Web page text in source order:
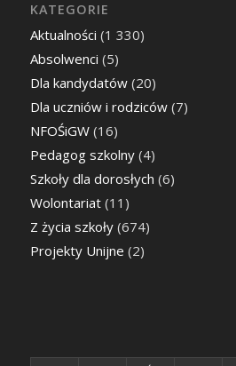
KATEGORIE
Aktualności (1 330)
Absolwenci (5)
Dla kandydatów(20)
Dla uczniów i rodziców(7)
NFOŚiGW(16)
Pedagog szkolny(4)
Szkoły dla dorosłych (6)
Wolontariat(11)
Z życia szkoły(674)
Projekty Unijne (2)